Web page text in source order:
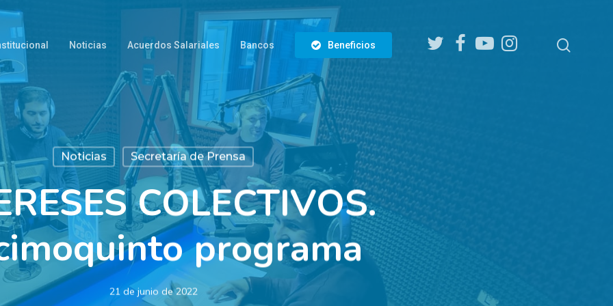
Noticias Acuerdos Salariales Bancos Beneficios
twitter facebookyoutubeinstagram
Noticias Secretaría de Prensa
COLECTIVOS.
programa
21 de junio de 2022